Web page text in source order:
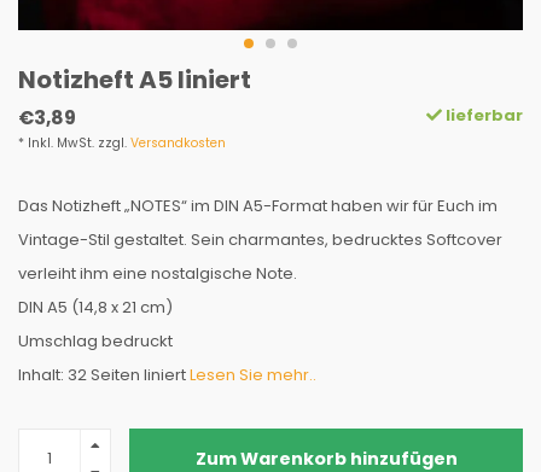
Notizheft A5 liniert
€3,89
* Inkl. MwSt. zzgl. Versandkosten
lieferbar
Das Notizheft „NOTES“ im DIN A5-Format haben wir für Euch im
Vintage-Stil gestaltet. Sein charmantes, bedrucktes Softcover
verleiht ihm eine nostalgische Note.
DIN A5 (14,8 x 21 cm)
Umschlag bedruckt
Inhalt: 32 Seiten liniertLesen Sie mehr..
Zum Warenkorb hinzufügen